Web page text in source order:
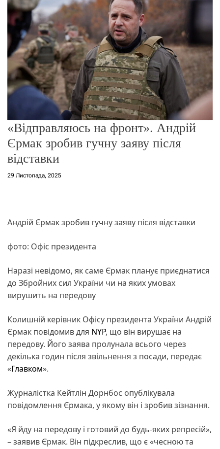
о
р
ж
м
у
«Відправляюсь на фронт». Андрій
Єрмак зробив гучну заяву після
відставки
29 Листопада, 2025
Андрій Єрмак зробив гучну заяву після відставки
фото: Офіс президента
Наразі невідомо, як саме Єрмак планує приєднатися
до Збройних сил України чи на яких умовах
вирушить на передову
Колишній керівник Офісу президента України Андрій
Єрмак повідомив для NYP, що він вирушає на
передову. Його заява пролунала всього через
декілька годин після звільнення з посади, передає
«Главком».
Журналістка Кейтлін Дорнбос опублікувала
повідомлення Єрмака, у якому він і зробив зізнання.
«Я йду на передову і готовий до будь-яких репресій»,
– заявив Єрмак. Він підкреслив, що є «чесною та